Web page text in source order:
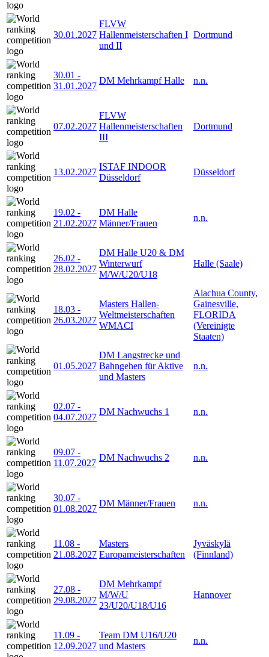
30.01.2027
FLVW
Hallenmeisterschaften I
und II
Dortmund
30.01 -
31.01.2027
DM Mehrkampf Halle n.n.
07.02.2027
FLVW
Hallenmeisterschaften
III
Dortmund
13.02.2027
ISTAF INDOOR
Düsseldorf
Düsseldorf
19.02 -
21.02.2027
DM Halle
Männer/Frauen
n.n.
26.02 -
28.02.2027
DM Halle U20 & DM
Winterwurf
M/W/U20/U18
Halle (Saale)
18.03 -
26.03.2027
Masters Hallen-
Weltmeisterschaften
WMACI
Alachua County,
Gainesville,
FLORIDA
(Vereinigte
Staaten)
01.05.2027
DM Langstrecke und
Bahngehen für Aktive
und Masters
n.n.
02.07 -
04.07.2027
DM Nachwuchs 1 n.n.
09.07 -
11.07.2027
DM Nachwuchs 2 n.n.
30.07 -
01.08.2027
DM Männer/Frauen n.n.
11.08 -
21.08.2027
Masters
Europameisterschaften
Jyväskylä
(Finnland)
27.08 -
29.08.2027
DM Mehrkampf
M/W/U
23/U20/U18/U16
Hannover
11.09 -
12.09.2027
Team DM U16/U20
und Masters
n.n.